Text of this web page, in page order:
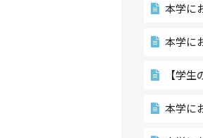
本学に
本学に
【学
本学に